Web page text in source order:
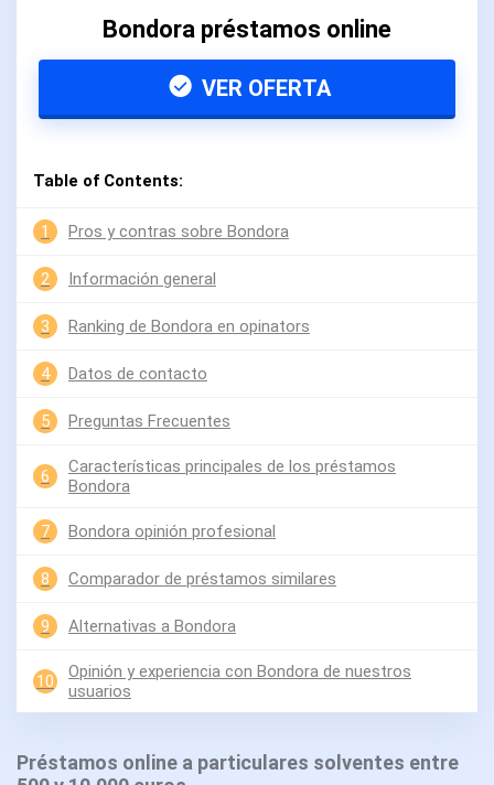
Bondora préstamos online
VER OFERTA
Table of Contents:
1 Pros y contras sobre Bondora
2 Información general
3 Ranking de Bondora en opinators
4 Datos de contacto
5 Preguntas Frecuentes
6
Características principales de los préstamos
Bondora
7 Bondora opinión profesional
8 Comparador de préstamos similares
9 Alternativas a Bondora
10
Opinión y experiencia con Bondora de nuestros
usuarios
Préstamos online a particulares solventes entre